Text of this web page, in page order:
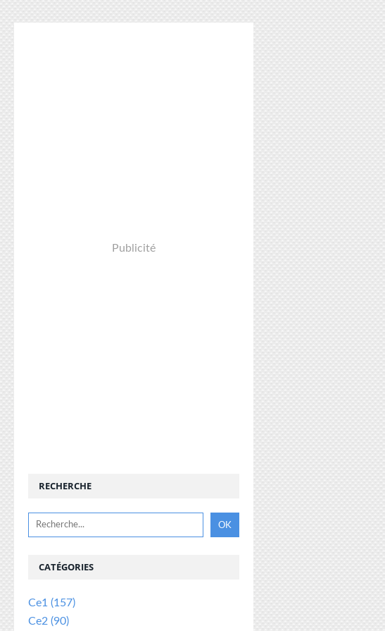
Publicité
RECHERCHE
CATÉGORIES
Ce1 (157)
Ce2 (90)